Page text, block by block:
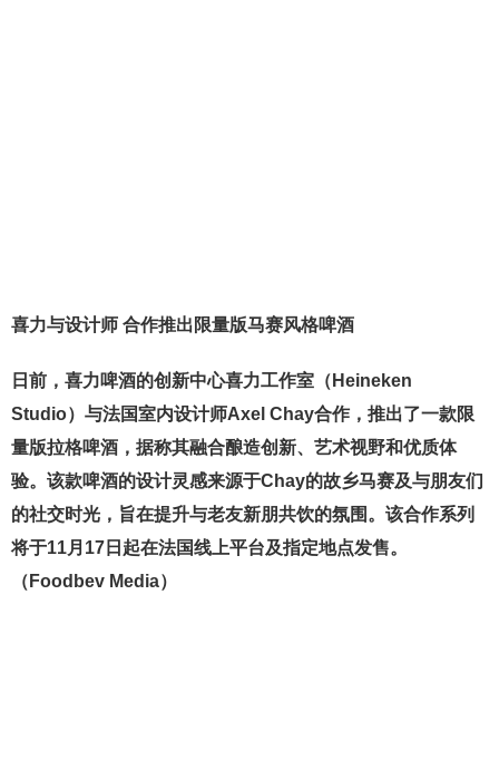
喜力与设计师 合作推出限量版马赛风格啤酒
日前，喜力啤酒的创新中心喜力工作室（Heineken
Studio）与法国室内设计师Axel Chay合作，推出了一款限
量版拉格啤酒，据称其融合酿造创新、艺术视野和优质体
验。该款啤酒的设计灵感来源于Chay的故乡马赛及与朋友们
的社交时光，旨在提升与老友新朋共饮的氛围。该合作系列
将于11月17日起在法国线上平台及指定地点发售。
（Foodbev Media）